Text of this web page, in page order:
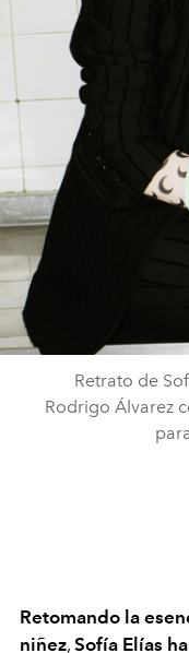
Retrato de
Rodrigo Álvarez
Retomando la
niñez, Sofía Elías